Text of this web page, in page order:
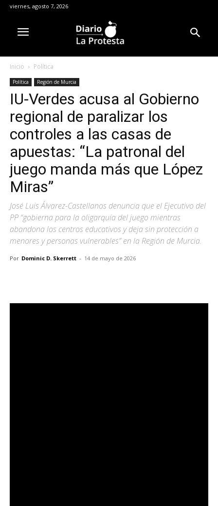
viernes, agosto 7, 2026
Inicio Política
Política Región de Murcia
IU-Verdes acusa al Gobierno
regional de paralizar los
controles a las casas de
apuestas: “La patronal del
juego manda más que López
Miras”
José Luis Álvarez-Castellanos denuncia que el Ejecutivo del
PP “gobierna para la oligarquía del juego mientras
abandona los centros educativos y deja sin protección a
menores y personas vulnerables” en la Región de Murcia.
Por Dominic D. Skerrett - 14 de mayo de 2026